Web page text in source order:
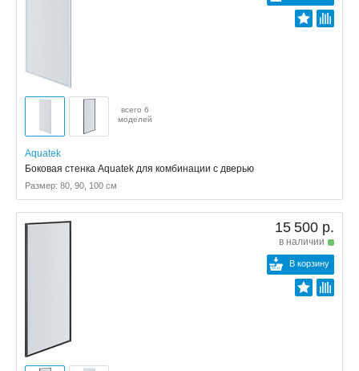
всего 6
моделей
Aquatek
Боковая стенка Aquatek для комбинации с дверью
Размер: 80, 90, 100 см
15 500 р.
в наличии
В корзину